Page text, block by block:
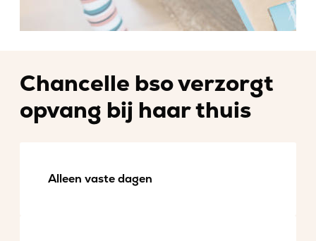
Chancelle bso verzorgt
opvang bij haar thuis
Alleen vaste dagen